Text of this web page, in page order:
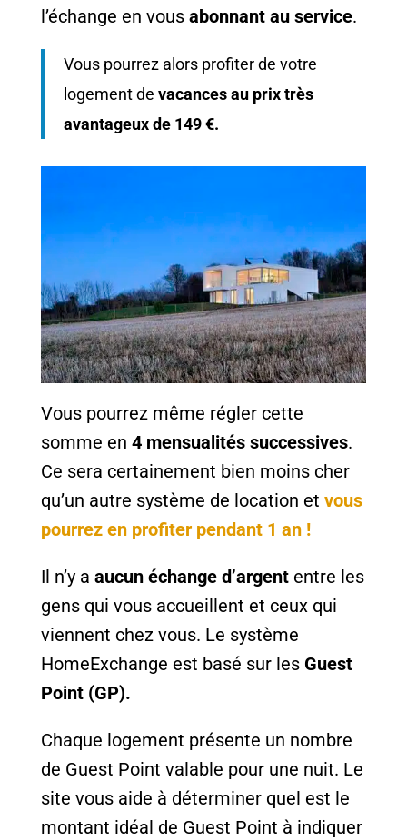
l’échange en vous abonnant au service.
Vous pourrez alors profiter de votre
logement de vacances au prix très
avantageux de 149 €.
Vous pourrez même régler cette
somme en 4 mensualités successives.
Ce sera certainement bien moins cher
qu’un autre système de location et vous
pourrez en profiter pendant 1 an !
Il n’y a aucun échange d’argententre les
gens qui vous accueillent et ceux qui
viennent chez vous. Le système
HomeExchange est basé sur les Guest
Point (GP).
Chaque logement présente un nombre
de Guest Point valable pour une nuit. Le
site vous aide à déterminer quel est le
montant idéal de Guest Point à indiquer